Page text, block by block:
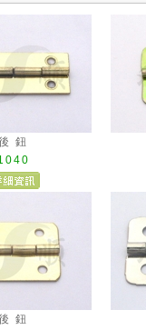
鈕
鈕